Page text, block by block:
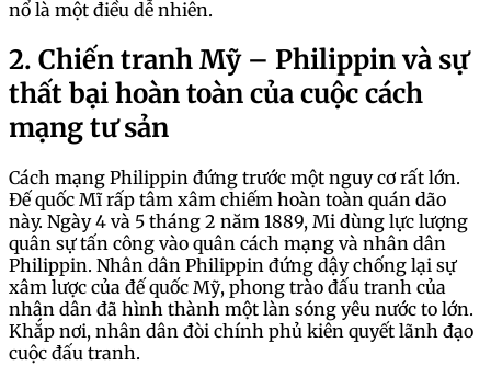
nổ là một điều dễ nhiên.
2. Chiến tranh Mỹ – Philippin và sự
thất bại hoàn toàn của cuộc cách
mạng tư sản
Cách mạng Philippin đứng trước một nguy cơ rất lớn.
Đế quốc Mĩ rấp tâm xâm chiếm hoàn toàn quán dão
này. Ngày 4 và 5 tháng 2 năm 1889, Mi dùng lực lượng
quân sự tấn công vào quân cách mạng và nhân dân
Philippin. Nhân dân Philippin đứng dậy chống lại sự
xâm lược của đế quốc Mỹ, phong trào đấu tranh của
nhân dân đã hình thành một làn sóng yêu nước to lớn.
Khắp nơi, nhân dân đòi chính phủ kiên quyết lãnh đạo
cuộc đấu tranh.